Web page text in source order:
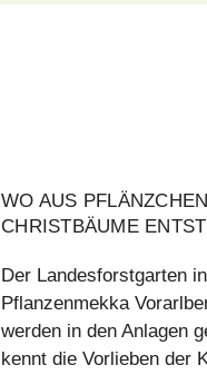
WO AUS
CHRISTBÄUME
Der Landesforstgarten
Pflanzenmekka
werden in den Anlagen
kennt die Vorlieben der